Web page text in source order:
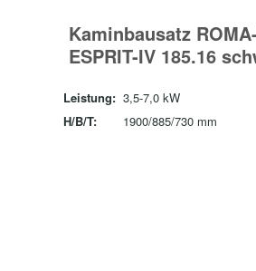
Kaminbausatz
ESPRIT-IV 185.16
Leistung: 3,5-7,0 kW
H/B/T:
1900/885/730 mm